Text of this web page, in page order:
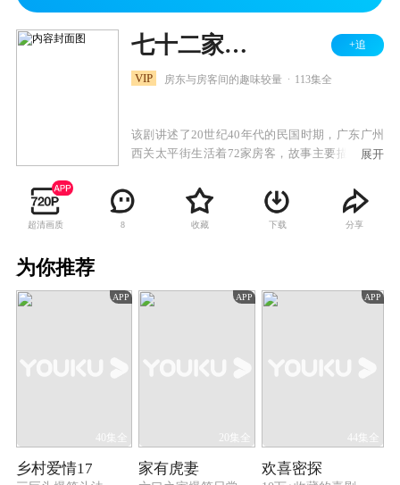
七十二家房客 第三部 +追
VIP 房东与房客间的趣味较量 113集全
该剧讲述了20世纪40年代的民国时期，广东广州
西关太平街生活着72家房客，故事主要描述房东
展开
超清画质 8 收藏 下载 分享
为你推荐
APP
40集全
乡村爱情17
APP
20集全
家有虎妻
APP
44集全
欢喜密探